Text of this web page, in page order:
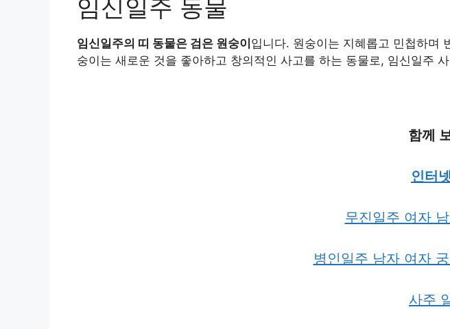
임신일주 동물
임신일주의 띠 동물은 검은 원숭이 입니다. 원숭이는 지혜롭고 민첩하며
숭이는 새로운 것을 좋아하고 창의적인 사고를 하는 동물로, 임신일주
함께
인터
무진일주 여자
병인일주 남자 여자
사주